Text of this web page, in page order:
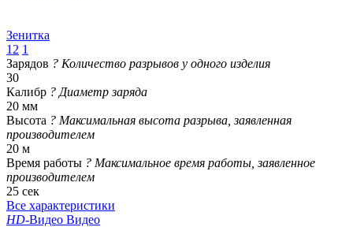
Зенитка
12 1
Зарядов ? Количество разрывов у одного изделия
30
Калибр ? Диаметр заряда
20 мм
Высота ? Максимальная высота разрыва, заявленная
производителем
20 м
Время работы ? Максимальное время работы, заявленное
производителем
25 сек
Все характеристики
HD-Видео Видео